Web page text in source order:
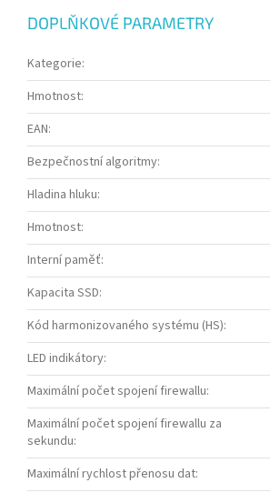
DOPLŇKOVÉ PARAMETRY
Kategorie:
Hmotnost:
EAN:
Bezpečnostní algoritmy:
Hladina hluku:
Hmotnost:
Interní paměť:
Kapacita SSD:
Kód harmonizovaného systému (HS):
LED indikátory:
Maximální počet spojení firewallu:
Maximální počet spojení firewallu za
sekundu:
Maximální rychlost přenosu dat: